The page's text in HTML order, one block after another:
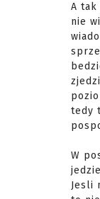
A tak
nie
tedy
W
Jesli